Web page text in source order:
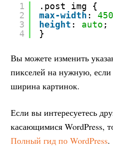
1
2
3
4
.post img {
max-width :
height : auto ;
}
Вы можете изменить
пикселей на нужную,
ширина картинок.
Если вы интересуетесь
касающимися WordPress,
Полный гид по WordPress.